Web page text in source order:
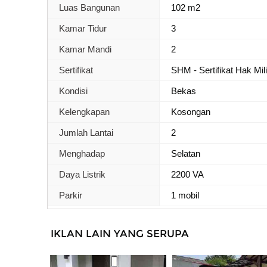
Luas Bangunan 102 m2
Kamar Tidur 3
Kamar Mandi 2
Sertifikat SHM - Sertifikat Hak
Kondisi Bekas
Kelengkapan Kosongan
Jumlah Lantai 2
Menghadap Selatan
Daya Listrik 2200 VA
Parkir 1 mobil
IKLAN LAIN YANG SERUPA